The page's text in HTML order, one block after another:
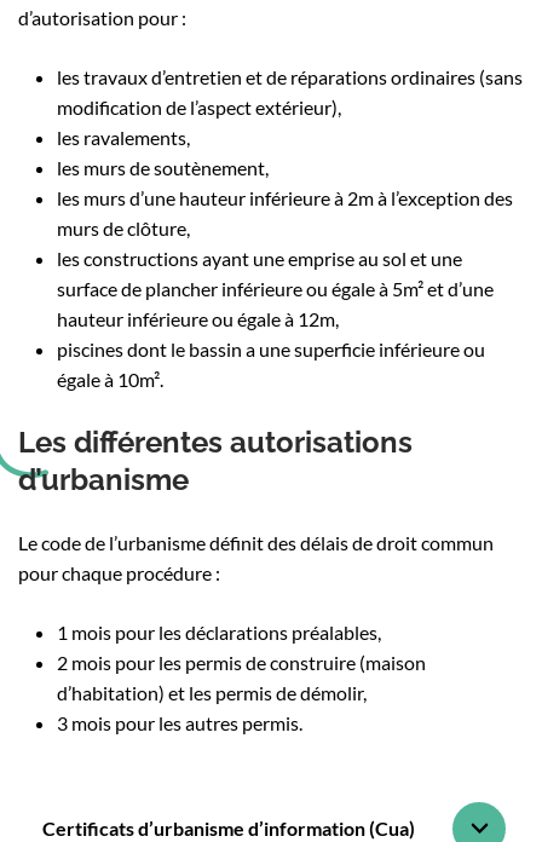
d’autorisation pour :
les travaux d’entretien et de réparations ordinaires (sans
modification de l’aspect extérieur),
les ravalements,
les murs de soutènement,
les murs d’une hauteur inférieure à 2m à l’exception des
murs de clôture,
les constructions ayant une emprise au sol et une
surface de plancher inférieure ou égale à 5m² et d’une
hauteur inférieure ou égale à 12m,
piscines dont le bassin a une superficie inférieure ou
égale à 10m².
Les différentes autorisations
d’urbanisme
Le code de l’urbanisme définit des délais de droit commun
pour chaque procédure :
1 mois pour les déclarations préalables,
2 mois pour les permis de construire (maison
d’habitation) et les permis de démolir,
3 mois pour les autres permis.
Certificats d’urbanisme d’information (Cua)